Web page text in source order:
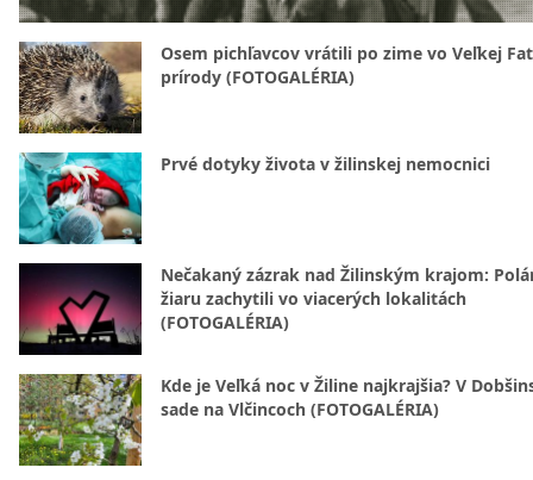
Osem pichľavcov vrátili po zime vo Veľkej
prírody (FOTOGALÉRIA)
Prvé dotyky života v žilinskej nemocnici
Nečakaný zázrak nad Žilinským krajom:
žiaru zachytili vo viacerých lokalitách
(FOTOGALÉRIA)
Kde je Veľká noc v Žiline najkrajšia? V
sade na Vlčincoch (FOTOGALÉRIA)